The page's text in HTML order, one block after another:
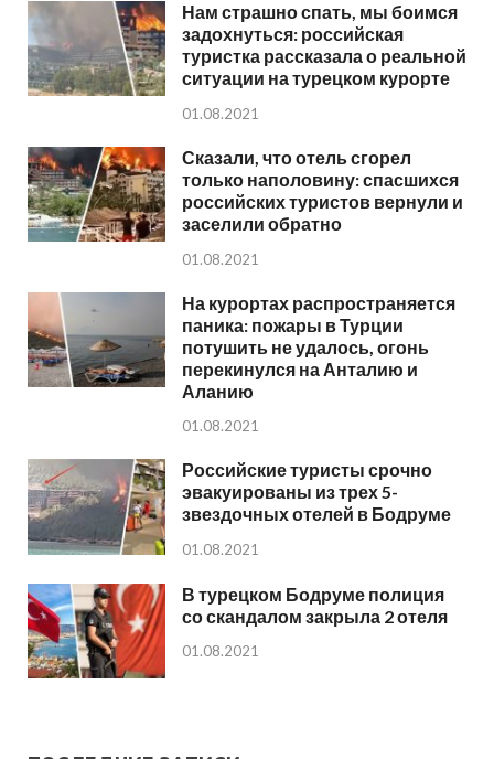
Нам страшно спать, мы боимся
задохнуться: российская
туристка рассказала о реальной
ситуации на турецком курорте
01.08.2021
Сказали, что отель сгорел
только наполовину: спасшихся
российских туристов вернули и
заселили обратно
01.08.2021
На курортах распространяется
паника: пожары в Турции
потушить не удалось, огонь
перекинулся на Анталию и
Аланию
01.08.2021
Российские туристы срочно
эвакуированы из трех 5-
звездочных отелей в Бодруме
01.08.2021
В турецком Бодруме полиция
со скандалом закрыла 2 отеля
01.08.2021